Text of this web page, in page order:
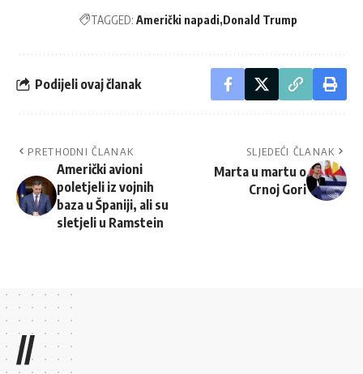
TAGGED: Američki napadi Donald Trump
Podijeli ovaj članak
PRETHODNI ČLANAK
Američki avioni
poletjeli iz vojnih
baza u Španiji, ali su
sletjeli u Ramstein
SLJEDEĆI ČLANAK
Marta u martu o
Crnoj Gori
//